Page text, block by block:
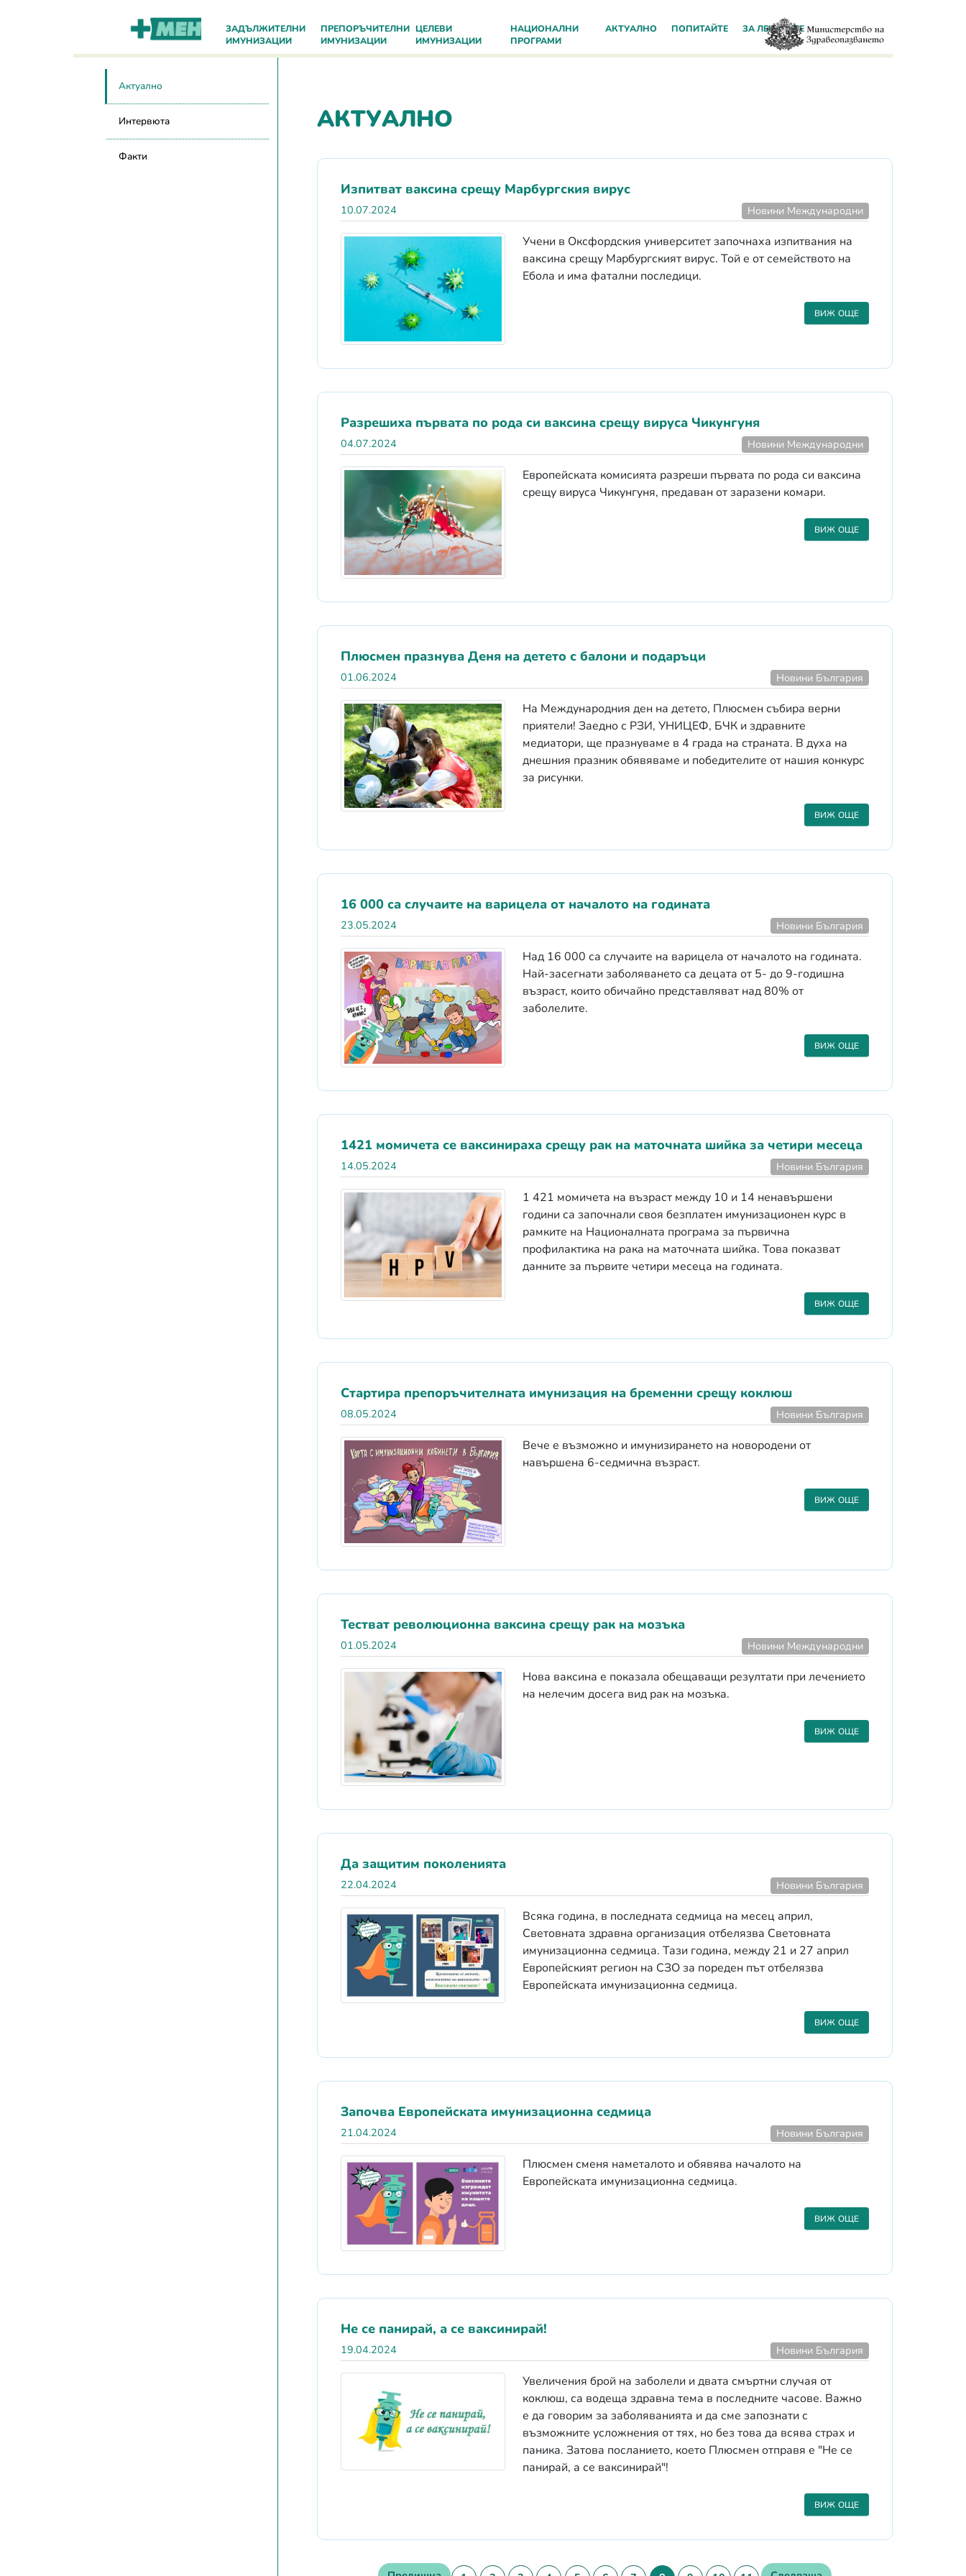
ЗАДЪЛЖИТЕЛНИ
ИМУНИЗАЦИИ
ПРЕПОРЪЧИТЕЛНИ
ИМУНИЗАЦИИ
ЦЕЛЕВИ
ИМУНИЗАЦИИ
НАЦИОНАЛНИ
ПРОГРАМИ
АКТУАЛНО ПОПИТАЙТЕ ЗА ЛЕКАРИТЕ
Актуално
Интервюта
Факти
АКТУАЛНО
Изпитват ваксина срещу Maрбургския вирус
10.07.2024 Новини Международни
Учени в Оксфордския университет започнаха изпитвания на
ваксина срещу Maрбургският вирус. Той е от семейството на
Ебола и има фатални последици.
ВИЖ ОЩЕ
Разрешиха първата по рода си ваксина срещу вируса Чикунгуня
04.07.2024 Новини Международни
Европейската комисията разреши първата по рода си ваксина
срещу вируса Чикунгуня, предаван от заразени комари.
ВИЖ ОЩЕ
Плюсмен празнува Деня на детето с балони и подаръци
01.06.2024 Новини България
На Международния ден на детето, Плюсмен събира верни
приятели! Заедно с РЗИ, УНИЦЕФ, БЧК и здравните
медиатори, ще празнуваме в 4 града на страната. В духа на
днешния празник обявяваме и победителите от нашия конкурс
за рисунки.
ВИЖ ОЩЕ
16 000 са случаите на варицела от началото на годината
23.05.2024 Новини България
Над 16 000 са случаите на варицела от началото на годината.
Най-засегнати заболяването са децата от 5- до 9-годишна
възраст, които обичайно представляват над 80% от
заболелите.
ВИЖ ОЩЕ
1421 момичета се ваксинираха срещу рак на маточната шийка за четири месеца
14.05.2024 Новини България
1 421 момичета на възраст между 10 и 14 ненавършени
години са започнали своя безплатен имунизационен курс в
рамките на Националната програма за първична
профилактика на рака на маточната шийка. Това показват
данните за първите четири месеца на годината.
ВИЖ ОЩЕ
Стартира препоръчителната имунизация на бременни срещу коклюш
08.05.2024 Новини България
Вече е възможно и имунизирането на новородени от
навършена 6-седмична възраст.
ВИЖ ОЩЕ
Тестват революционна ваксина срещу рак на мозъка
01.05.2024 Новини Международни
Нова ваксина е показала обещаващи резултати при лечението
на нелечим досега вид рак на мозъка.
ВИЖ ОЩЕ
Да защитим поколенията
22.04.2024 Новини България
Всяка година, в последната седмица на месец април,
Световната здравна организация отбелязва Световната
имунизационна седмица. Тази година, между 21 и 27 април
Европейският регион на СЗО за пореден път отбелязва
Европейската имунизационна седмица.
ВИЖ ОЩЕ
Започва Европейската имунизационна седмица
21.04.2024 Новини България
Плюсмен сменя наметалото и обявява началото на
Европейската имунизационна седмица.
ВИЖ ОЩЕ
Не се панирай, а се ваксинирай!
19.04.2024 Новини България
Увеличения брой на заболели и двата смъртни случая от
коклюш, са водеща здравна тема в последните часове. Важно
е да говорим за заболяванията и да сме запознати с
възможните усложнения от тях, но без това да всява страх и
паника. Затова посланието, което Плюсмен отправя е "Не се
панирай, а се ваксинирай"!
ВИЖ ОЩЕ